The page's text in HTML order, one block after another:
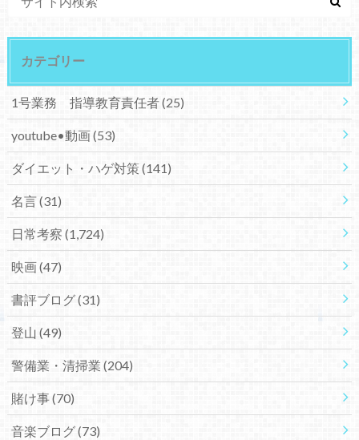
カテゴリー
1号業務 指導教育責任者(25)
youtube•動画(53)
ダイエット・ハゲ対策(141)
名言(31)
日常考察 (1,724)
映画(47)
書評ブログ(31)
登山 (49)
警備業・清掃業 (204)
賭け事(70)
音楽ブログ(73)